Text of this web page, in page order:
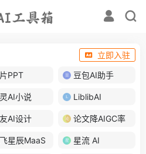
立即入驻
PPT 豆包AI助手
AI小说 LiblibAI
AI设计 论文降AIGC率
星辰MaaS 星流 AI